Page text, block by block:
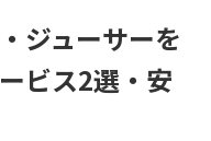
ジューサーを
ビス2選・安